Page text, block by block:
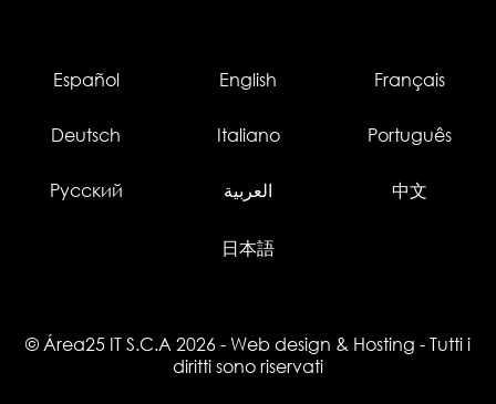
Español English Français
Deutsch Italiano Português
Русский العربية 中文
日本語
© Área25 IT S.C.A 2026 - Web design & Hosting - Tutti i
diritti sono riservati